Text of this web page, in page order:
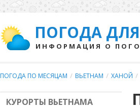
ПОГОДА
ИНФОРМАЦИЯ О
ПОГОДА ПО МЕСЯЦАМ / ВЬЕТНАМ / ХАНОЙ /
КУРОРТЫ ВЬЕТНАМА